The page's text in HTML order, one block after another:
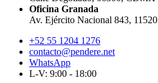
Oficina Granada
Av. Ejército Nacional 843, 11520
+52 55 1204 1276
contacto@pendere.net
WhatsApp
L-V: 9:00 - 18:00